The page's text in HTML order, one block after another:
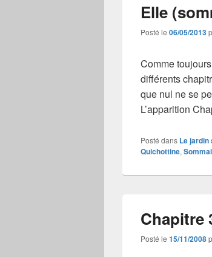
Elle
Posté le 06/05/2013
Comme
différents
que nul ne se
L’apparition
Posté dans Le jardin
Quichottine,
Chapitre
Posté le 15/11/2008